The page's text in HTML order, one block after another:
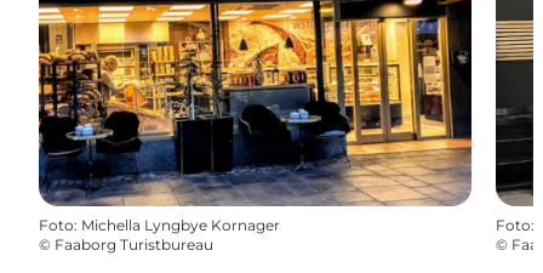
Foto: Michella Lyngbye Kornager
© Faaborg Turistbureau
Foto:
©